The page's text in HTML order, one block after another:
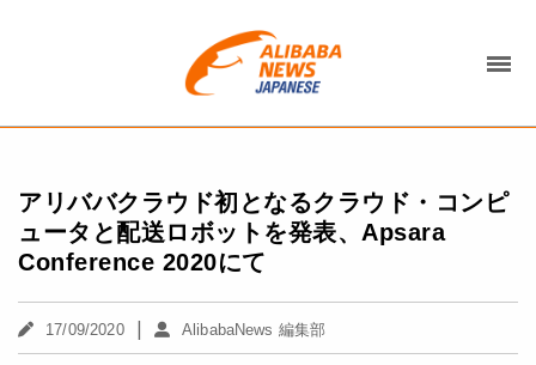
アリババクラウド初となるクラウド・コンピ
ュータと配送ロボットを発表、Apsara
Conference 2020にて
17/09/2020 | AlibabaNews 編集部